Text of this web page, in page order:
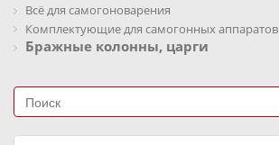
Всё для самогоноварения
Комплектующие для самогонных аппаратов
Бражные колонны, царги